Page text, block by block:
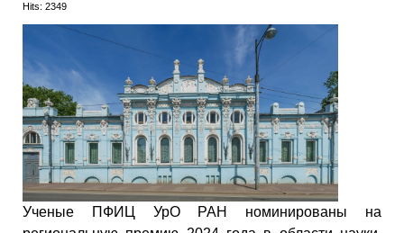
Hits: 2349
Ученые ПФИЦ УрО РАН номинированы на